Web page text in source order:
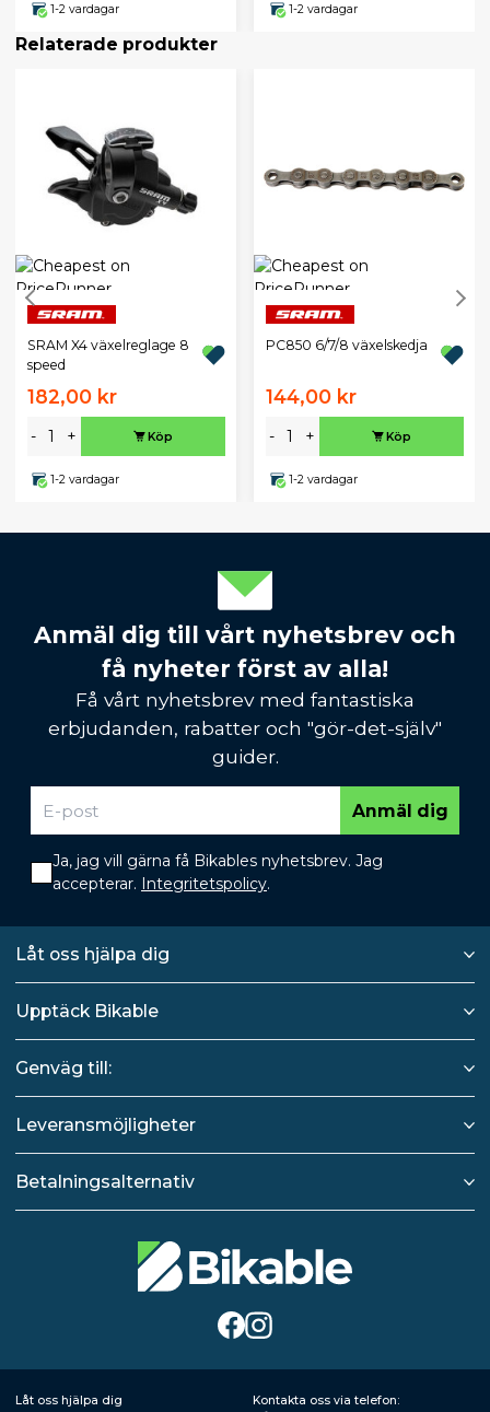
1-2 vardagar 1-2 vardagar
Relaterade produkter
SRAM X4 växelreglage 8
speed
182,00 kr
- + Köp
1-2 vardagar
PC850 6/7/8 växelskedja
144,00 kr
- + Köp
1-2 vardagar
Anmäl dig till vårt nyhetsbrev och
få nyheter först av alla!
Få vårt nyhetsbrev med fantastiska
erbjudanden, rabatter och "gör-det-själv"
guider.
Anmäl dig
Ja, jag vill gärna få Bikables nyhetsbrev. Jag
accepterar. Integritetspolicy.
Låt oss hjälpa dig
Upptäck Bikable
Genväg till:
Leveransmöjligheter
Betalningsalternativ
Låt oss hjälpa dig
Kontakta oss via telefon: